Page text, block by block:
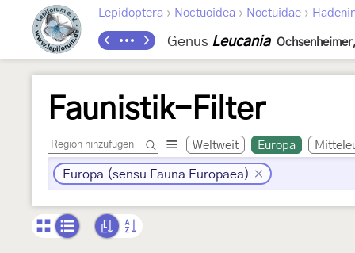
Lepidoptera › Noctuoidea › Noctuidae ›
Genus Leucania
Faunistik-Filter
Weltweit Europa
Europa (sensu Fauna Europaea)